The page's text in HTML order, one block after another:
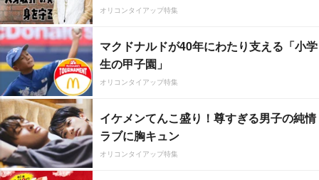
オリコンタイアップ特集
マクドナルドが40年にわたり支える「小学
生の甲子園」
オリコンタイアップ特集
イケメンてんこ盛り！尊すぎる男子の純情
ラブに胸キュン
オリコンタイアップ特集